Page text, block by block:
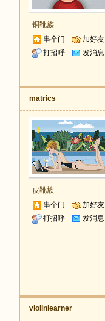
铜靴族
串个门
加好友
打招呼
发消息
matrics
皮靴族
串个门
加好友
打招呼
发消息
violinlearner